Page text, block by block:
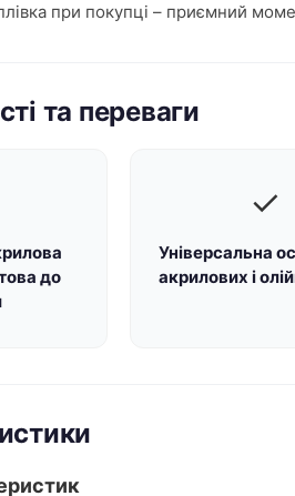
при покупці – приємний
та переваги
до
✓
Універсальна
акрилових і